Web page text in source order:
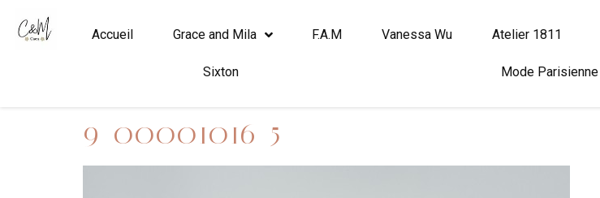
Accueil Grace and Mila F.A.M Vanessa Wu Atelier 1811
Sixton Mode Parisienne
9_00001016_5